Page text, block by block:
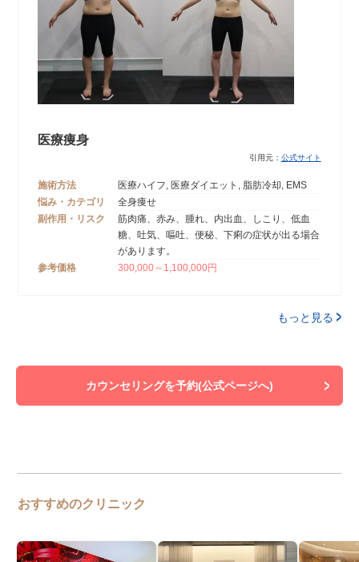
医療痩身
引用元： 公式サイト
施術方法
医療ハイフ, 医療ダイエット, 脂肪冷却, EMS
悩み・カテゴリ
全身痩せ
副作用・リスク
筋肉痛、赤み、腫れ、内出血、しこり、低血
糖、吐気、嘔吐、便秘、下痢の症状が出る場合
があります。
参考価格
300,000～1,100,000円
もっと見る
カウンセリングを予約(公式ページへ)
おすすめのクリニック